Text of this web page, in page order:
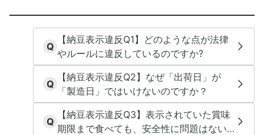
Q
【納豆表示違反Q1】どのような点が法律
やルールに違反しているのですか?
Q
【納豆表示違反Q2】なぜ「出荷日」が
「製造日」ではいけないのですか？
Q
【納豆表示違反Q3】表示されていた賞味
期限まで食べても、安全性に問題はない